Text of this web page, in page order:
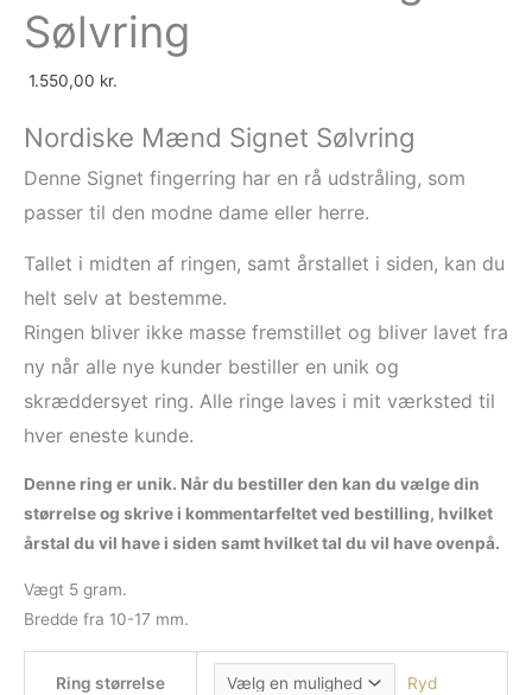
Sølvring
1.550,00 kr.
Nordiske Mænd Signet Sølvring
Denne Signet fingerring har en rå udstråling, som
passer til den modne dame eller herre.
Tallet i midten af ringen, samt årstallet i siden, kan du
helt selv at bestemme.
Ringen bliver ikke masse fremstillet og bliver lavet fra
ny når alle nye kunder bestiller en unik og
skræddersyet ring. Alle ringe laves i mit værksted til
hver eneste kunde.
Denne ring er unik. Når du bestiller den kan du vælge din
størrelse og skrive i kommentarfeltet ved bestilling, hvilket
årstal du vil have i siden samt hvilket tal du vil have ovenpå.
Vægt 5 gram.
Bredde fra 10-17 mm.
Ring størrelse Ryd
på
varesiden
på
varesiden
på
varesiden
på
varesiden